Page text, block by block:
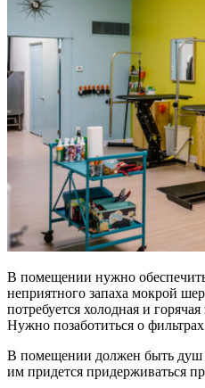
В помещении нужно
неприятного запаха мокрой
потребуется холодная и
Нужно позаботиться о
В помещении должен быть душ
им придется придерживаться